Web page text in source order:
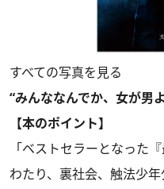
すべての写真を見る
“みんななんでか、女が男
【本のポイント】
「ベストセラーとなった
わたり、裏社会、触法少